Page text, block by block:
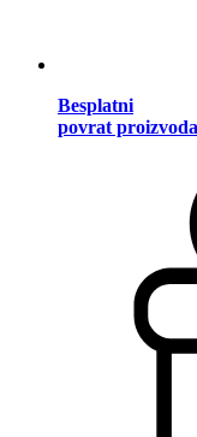
Besplatni
povrat proizvoda